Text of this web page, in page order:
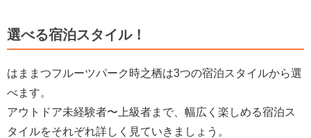
選べる宿泊スタイル！
はままつフルーツパーク時之栖は3つの宿泊スタイルから選
べます。
アウトドア未経験者〜上級者まで、幅広く楽しめる宿泊ス
タイルをそれぞれ詳しく見ていきましょう。